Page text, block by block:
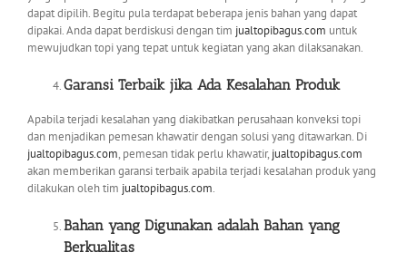
dapat dipilih. Begitu pula terdapat beberapa jenis bahan yang dapat
dipakai. Anda dapat berdiskusi dengan tim jualtopibagus.com untuk
mewujudkan topi yang tepat untuk kegiatan yang akan dilaksanakan.
Garansi Terbaik jika Ada Kesalahan Produk
Apabila terjadi kesalahan yang diakibatkan perusahaan konveksi topi
dan menjadikan pemesan khawatir dengan solusi yang ditawarkan. Di
jualtopibagus.com, pemesan tidak perlu khawatir, jualtopibagus.com
akan memberikan garansi terbaik apabila terjadi kesalahan produk yang
dilakukan oleh tim jualtopibagus.com.
Bahan yang Digunakan adalah Bahan yang
Berkualitas